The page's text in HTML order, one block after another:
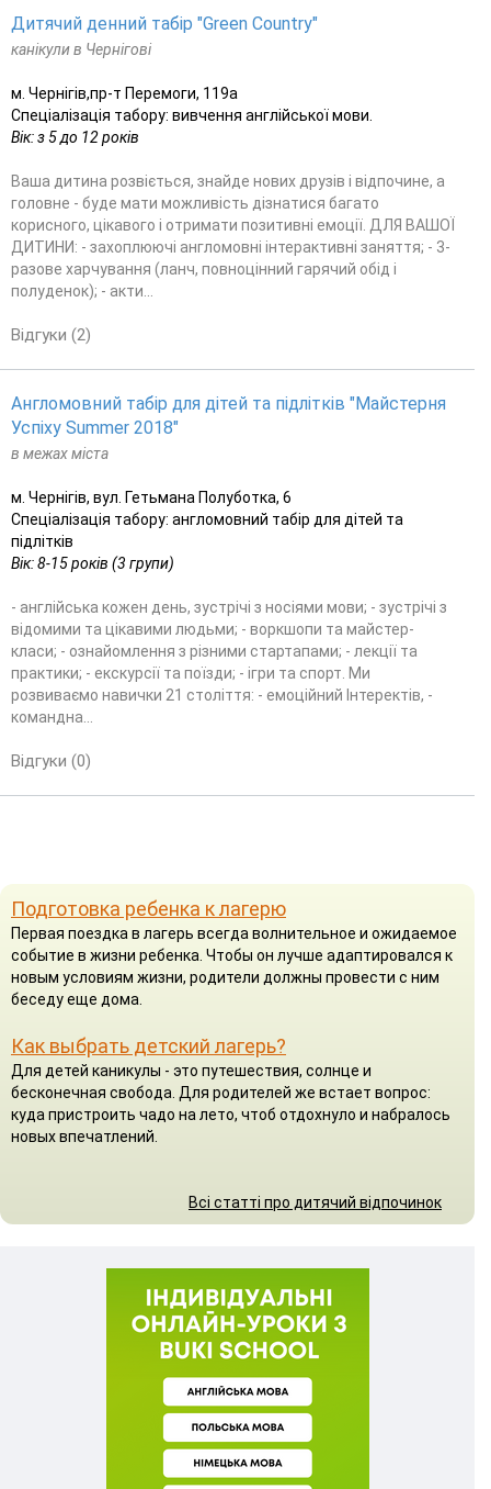
Дитячий денний табір "Green Country"
канікули в Чернігові
м. Чернігів,пр-т Перемоги, 119а
Спеціалізація табору: вивчення англійської мови.
Вік: з 5 до 12 років
Ваша дитина розвіється, знайде нових друзів і відпочине, а
головне - буде мати можливість дізнатися багато
корисного, цікавого і отримати позитивні емоції. ДЛЯ ВАШОЇ
ДИТИНИ: - захоплюючі англомовні інтерактивні заняття; - 3-
разове харчування (ланч, повноцінний гарячий обід і
полуденок); - акти...
Відгуки (2)
Англомовний табір для дітей та підлітків "Майстерня
Успіху Summer 2018"
в межах міста
м. Чернігів, вул. Гетьмана Полуботка, 6
Спеціалізація табору: англомовний табір для дітей та
підлітків
Вік: 8-15 років (3 групи)
- англійська кожен день, зустрічі з носіями мови; - зустрічі з
відомими та цікавими людьми; - воркшопи та майстер-
класи; - ознайомлення з різними стартапами; - лекції та
практики; - екскурсії та поїзди; - ігри та спорт. Ми
розвиваємо навички 21 століття: - емоційний Інтеректів, -
командна...
Відгуки (0)
Подготовка ребенка к лагерю
Первая поездка в лагерь всегда волнительное и ожидаемое
событие в жизни ребенка. Чтобы он лучше адаптировался к
новым условиям жизни, родители должны провести с ним
беседу еще дома.
Как выбрать детский лагерь?
Для детей каникулы - это путешествия, солнце и
бесконечная свобода. Для родителей же встает вопрос:
куда пристроить чадо на лето, чтоб отдохнуло и набралось
новых впечатлений.
Всі статті про дитячий відпочинок